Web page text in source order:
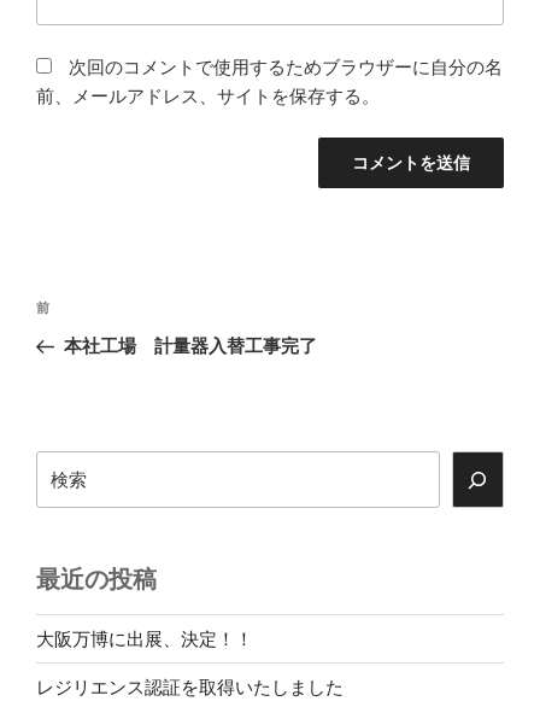
次回のコメントで使用するためブラウザーに自分の名
前、メールアドレス、サイトを保存する。
投
ナ
ー
シ
ン
前
の
前
本社工場 計量器入替工事完了
最近の投稿
大阪万博に出展、決定！！
レジリエンス認証を取得いたしました